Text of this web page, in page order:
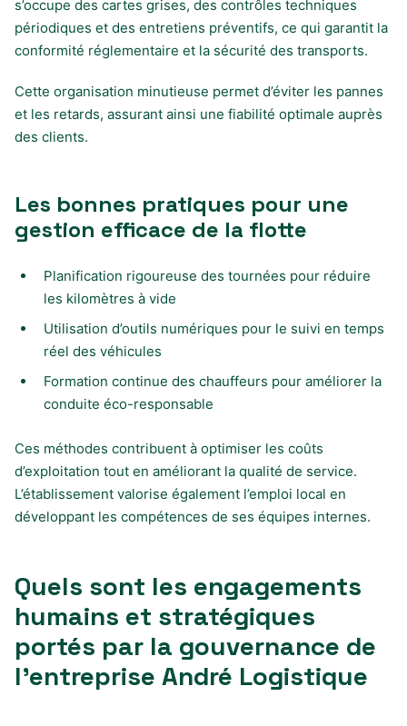
s’occupe des cartes grises, des contrôles techniques
périodiques et des entretiens préventifs, ce qui garantit la
conformité réglementaire et la sécurité des transports.
Cette organisation minutieuse permet d’éviter les pannes
et les retards, assurant ainsi une fiabilité optimale auprès
des clients.
Les bonnes pratiques pour une
gestion efficace de la flotte
Planification rigoureuse des tournées pour réduire
les kilomètres à vide
Utilisation d’outils numériques pour le suivi en temps
réel des véhicules
Formation continue des chauffeurs pour améliorer la
conduite éco-responsable
Ces méthodes contribuent à optimiser les coûts
d’exploitation tout en améliorant la qualité de service.
L’établissement valorise également l’emploi local en
développant les compétences de ses équipes internes.
Quels sont les engagements
humains et stratégiques
portés par la gouvernance de
l’entreprise André Logistique